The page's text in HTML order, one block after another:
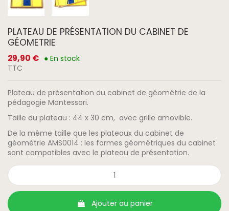
PLATEAU DE PRÉSENTATION DU CABINET DE
GÉOMETRIE
29,90 € ● En stock
TTC
Plateau de présentation du cabinet de géométrie de la
pédagogie Montessori.
Taille du plateau : 44 x 30 cm, avec grille amovible.
De la même taille que les plateaux du cabinet de
géométrie AMS0014 : les formes géométriques du cabinet
sont compatibles avec le plateau de présentation.
Ajouter au panier